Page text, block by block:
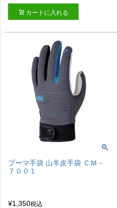
カートに入れる
プーマ手袋 山羊皮手袋 ＣＭ－
７００１
¥1,350税込